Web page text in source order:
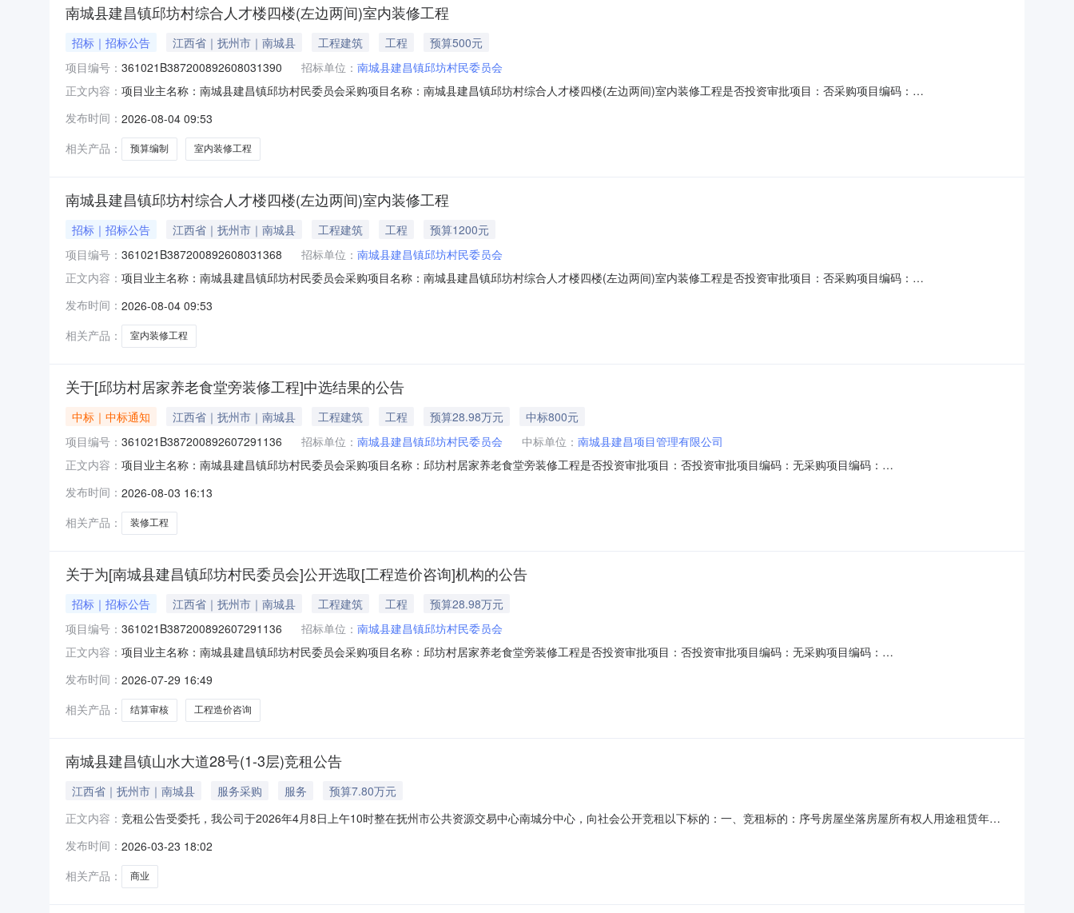
南城县建昌镇邱坊村综合人才楼四楼(左边两间)室内装修工程
招标｜招标公告 江西省｜抚州市｜南城县 工程建筑 工程
预算500元
项目编号： 361021B387200892608031390 招标单位： 南城县建昌镇邱坊村民委员会
正文内容： 项目业主名称：南城县建昌镇邱坊村民委员会采购项目名称：南城县建昌镇邱坊村综合人才楼四楼(左边两间)室内装修工程是否投资审批项目：否采购项目编码：
《南城县政府投资建设项目管理办法》服务内容：预算编制洽谈时间：3（个工作日）签订合同时间：15（个工作日）合同备案时间：5（个工作日）中介机构要求：资质（资格）要
求资质要求：备
发布时间： 2026-08-04 09:53
相关产品：
预算编制 室内装修工程
南城县建昌镇邱坊村综合人才楼四楼(左边两间)室内装修工程
招标｜招标公告 江西省｜抚州市｜南城县 工程建筑 工程
预算1200元
项目编号： 361021B387200892608031368 招标单位： 南城县建昌镇邱坊村民委员会
正文内容： 项目业主名称：南城县建昌镇邱坊村民委员会采购项目名称：南城县建昌镇邱坊村综合人才楼四楼(左边两间)室内装修工程是否投资审批项目：否采购项目编码：
《南城县政府投资建设项目管理办法》服务内容：工程设计洽谈时间：3（个工作日）签订合同时间：15（个工作日）合同备案时间：5（个工作日）中介机构要求：资质（资格）要
求资质要求：丙
发布时间： 2026-08-04 09:53
相关产品：
室内装修工程
关于[邱坊村居家养老食堂旁装修工程]中选结果的公告
中标｜中标通知 江西省｜抚州市｜南城县 工程建筑 工程 预算28.98万元
中标800元
项目编号： 361021B387200892607291136 招标单位： 南城县建昌镇邱坊村民委员会 中标单位： 南城县建昌项目管理有限公司
正文内容： 项目业主名称：南城县建昌镇邱坊村民委员会采购项目名称：邱坊村居家养老食堂旁装修工程是否投资审批项目：否投资审批项目编码：无采购项目编码：
印发《南城县政府投资建设项目管理办法》洽谈时间：3（个工作日）签订合同时间：15（个工作日）合同备案时间：5（个工作日）选取中介方式：邀请直选+竞价邀请的中介：恒
昇纬业工
发布时间： 2026-08-03 16:13
相关产品：
装修工程
关于为[南城县建昌镇邱坊村民委员会]公开选取[工程造价咨询]机构的公告
招标｜招标公告 江西省｜抚州市｜南城县 工程建筑 工程
预算28.98万元
项目编号： 361021B387200892607291136 招标单位： 南城县建昌镇邱坊村民委员会
正文内容： 项目业主名称：南城县建昌镇邱坊村民委员会采购项目名称：邱坊村居家养老食堂旁装修工程是否投资审批项目：否投资审批项目编码：无采购项目编码：
法》服务内容：结算审核洽谈时间：3（个工作日）签订合同时间：15（个工作日）资质要求：备案要求说明：无其他要求说明：无选取中介方式：邀请直选+竞价邀请的中介：恒昇
纬业工程咨询有限公司,湖
发布时间： 2026-07-29 16:49
相关产品：
结算审核 工程造价咨询
南城县建昌镇山水大道28号(1-3层)竞租公告
江西省｜抚州市｜南城县 服务采购 服务
预算7.80万元
正文内容： 竞租公告受委托，我公司于2026年4月8日上午10时整在抚州市公共资源交易中心南城分中心，向社会公开竞租以下标的：一、竞租标的：序号房屋坐落房屋所有权人用途租赁年限
县建昌镇山水大道28号南城县建昌镇邱坊村民委员会商业2/42403南城县建昌镇山水大道28号南城县建昌镇邱坊村民委员会商业3/4360整体起拍价：78000元/首年，竞拍保证金：
20000
发布时间： 2026-03-23 18:02
相关产品：
商业